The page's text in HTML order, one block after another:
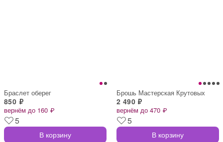
Браслет оберег
850 ₽
вернём до 160 ₽
5
В корзину
Брошь Мастерская Крутовых
2 490 ₽
вернём до 470 ₽
5
В корзину